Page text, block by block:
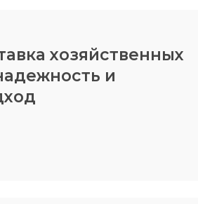
хозяйственных
и